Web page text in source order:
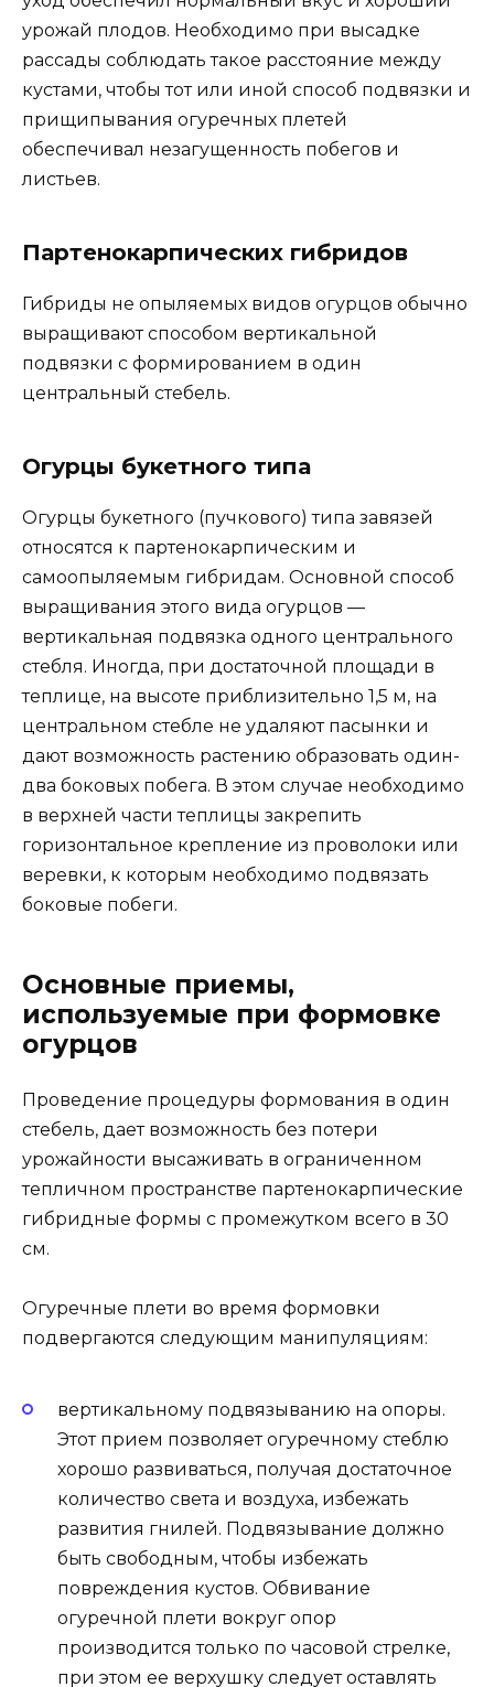
урожай плодов. Необходимо при высадке
рассады соблюдать такое расстояние между
кустами, чтобы тот или иной способ подвязки и
прищипывания огуречных плетей
обеспечивал незагущенность побегов и
листьев.
Партенокарпических гибридов
Гибриды не опыляемых видов огурцов обычно
выращивают способом вертикальной
подвязки с формированием в один
центральный стебель.
Огурцы букетного типа
Огурцы букетного (пучкового) типа завязей
относятся к партенокарпическим и
самоопыляемым гибридам. Основной способ
выращивания этого вида огурцов —
вертикальная подвязка одного центрального
стебля. Иногда, при достаточной площади в
теплице, на высоте приблизительно 1,5 м, на
центральном стебле не удаляют пасынки и
дают возможность растению образовать один-
два боковых побега. В этом случае необходимо
в верхней части теплицы закрепить
горизонтальное крепление из проволоки или
веревки, к которым необходимо подвязать
боковые побеги.
Основные приемы,
используемые при формовке
огурцов
Проведение процедуры формования в один
стебель, дает возможность без потери
урожайности высаживать в ограниченном
тепличном пространстве партенокарпические
гибридные формы с промежутком всего в 30
см.
Огуречные плети во время формовки
подвергаются следующим манипуляциям:
вертикальному подвязыванию на опоры.
Этот прием позволяет огуречному стеблю
хорошо развиваться, получая достаточное
количество света и воздуха, избежать
развития гнилей. Подвязывание должно
быть свободным, чтобы избежать
повреждения кустов. Обвивание
огуречной плети вокруг опор
производится только по часовой стрелке,
при этом ее верхушку следует оставлять